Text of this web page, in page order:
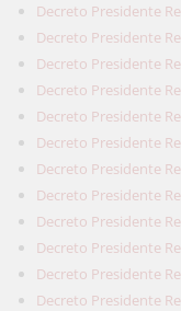
Decreto Presidente
Decreto Presidente
Decreto Presidente
Decreto Presidente
Decreto Presidente
Decreto Presidente
Decreto Presidente
Decreto Presidente
Decreto Presidente
Decreto Presidente
Decreto Presidente
Decreto Presidente